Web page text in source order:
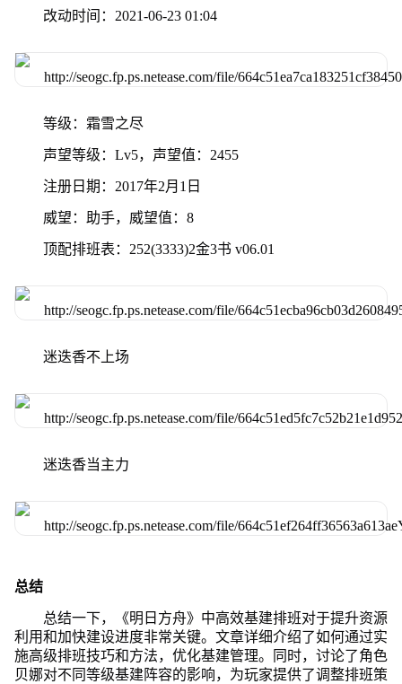
改动时间：2021-06-23 01:04
等级：霜雪之尽
声望等级：Lv5，声望值：2455
注册日期：2017年2月1日
威望：助手，威望值：8
顶配排班表：252(3333)2金3书 v06.01
迷迭香不上场
迷迭香当主力
总结
总结一下，《明日方舟》中高效基建排班对于提升资源
利用和加快建设进度非常关键。文章详细介绍了如何通过实
施高级排班技巧和方法，优化基建管理。同时，讨论了角色
贝娜对不同等级基建阵容的影响，为玩家提供了调整排班策